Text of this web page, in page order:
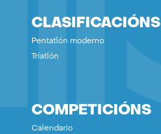
CLASIFICACIÓNS
Pentatlón moderno
Tríatlón
COMPETICIÓNS
Calendario